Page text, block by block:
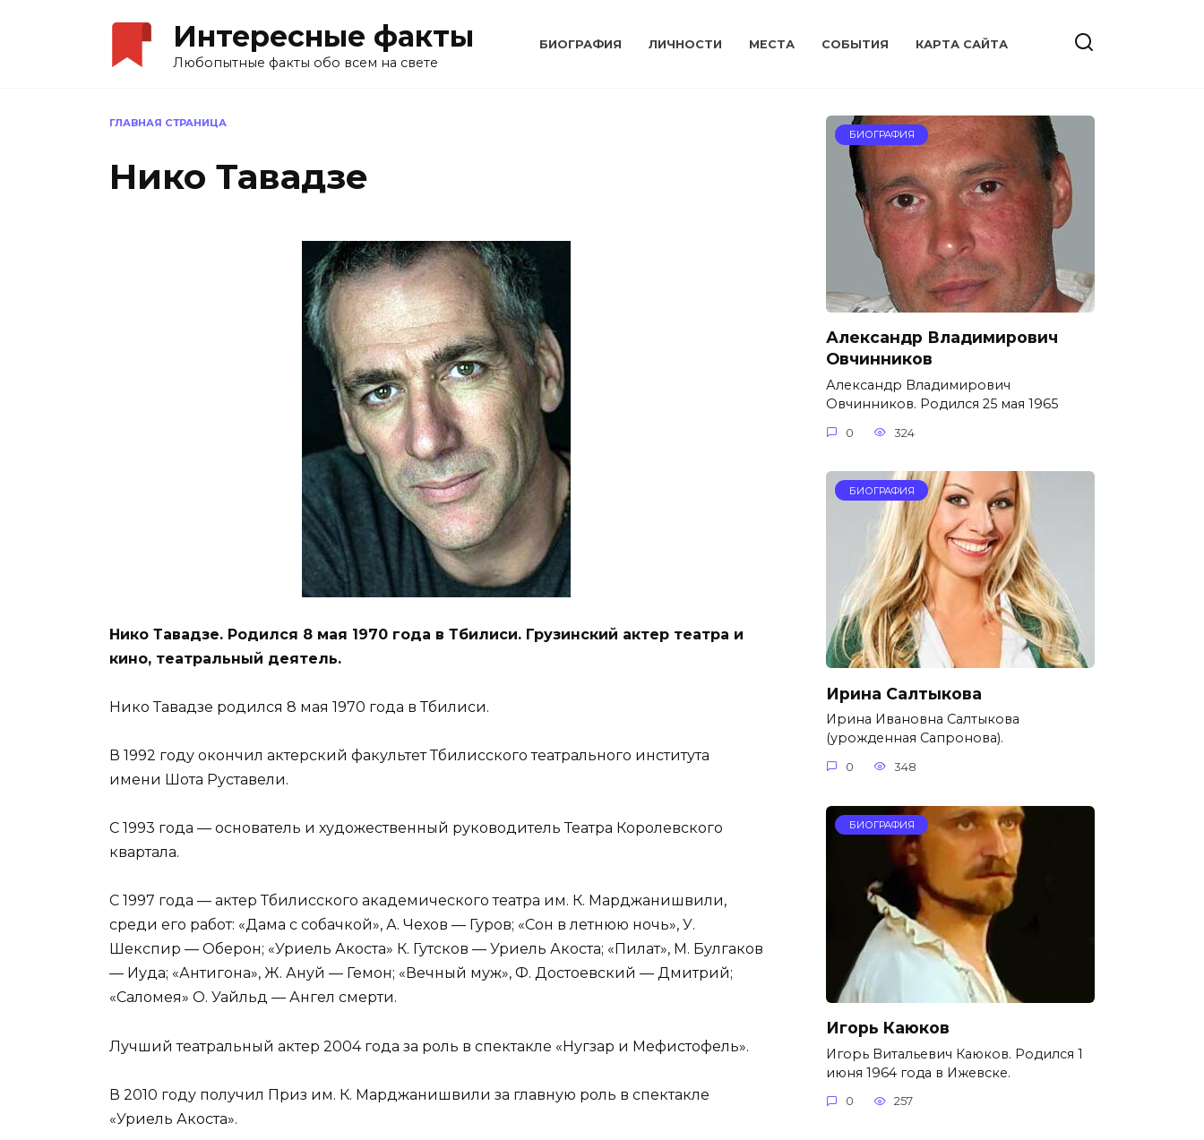
Интересные факты
Любопытные факты обо всем на свете
БИОГРАФИЯ ЛИЧНОСТИ МЕСТА CОБЫТИЯ КАРТА САЙТА
ГЛАВНАЯ СТРАНИЦА
Нико Тавадзе
Нико Тавадзе. Родился 8 мая 1970 года в Тбилиси. Грузинский актер театра и
кино, театральный деятель.
Нико Тавадзе родился 8 мая 1970 года в Тбилиси.
В 1992 году окончил актерский факультет Тбилисского театрального института
имени Шота Руставели.
С 1993 года — основатель и художественный руководитель Театра Королевского
квартала.
С 1997 года — актер Тбилисского академического театра им. К. Марджанишвили,
среди его работ: «Дама с собачкой», А. Чехов — Гуров; «Сон в летнюю ночь», У.
Шекспир — Оберон; «Уриель Акоста» К. Гутсков — Уриель Акоста; «Пилат», M. Булгаков
— Иуда; «Антигона», Ж. Ануй — Гемон; «Вечный муж», Ф. Достоевский — Дмитрий;
«Саломея» О. Уайльд — Ангел смерти.
Лучший театральный актер 2004 года за роль в спектакле «Нугзар и Мефистофель».
В 2010 году получил Приз им. К. Марджанишвили за главную роль в спектакле
«Уриель Акоста».
БИОГРАФИЯ
Александр Владимирович
Овчинников
Александр Владимирович
Овчинников. Родился 25 мая 1965
0 324
БИОГРАФИЯ
Ирина Салтыкова
Ирина Ивановна Салтыкова
(урожденная Сапронова).
0 348
БИОГРАФИЯ
Игорь Каюков
Игорь Витальевич Каюков. Родился 1
июня 1964 года в Ижевске.
0 257